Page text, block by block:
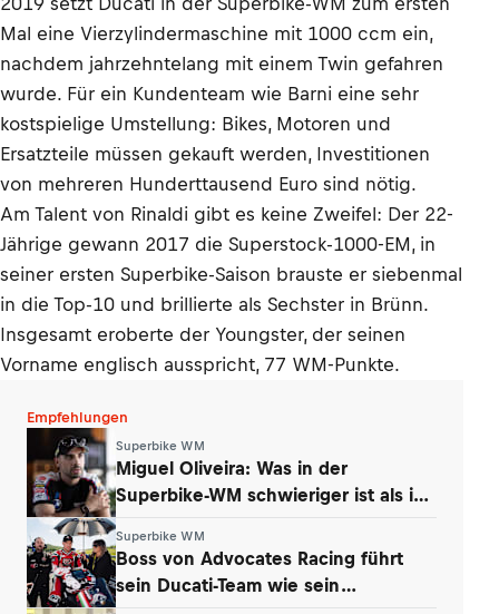
Mal eine Vierzylindermaschine mit 1000 ccm ein,
nachdem jahrzehntelang mit einem Twin gefahren
wurde. Für ein Kundenteam wie Barni eine sehr
kostspielige Umstellung: Bikes, Motoren und
Ersatzteile müssen gekauft werden, Investitionen
von mehreren Hunderttausend Euro sind nötig.
Am Talent von Rinaldi gibt es keine Zweifel: Der 22-
Jährige gewann 2017 die Superstock-1000-EM, in
seiner ersten Superbike-Saison brauste er siebenmal
in die Top-10 und brillierte als Sechster in Brünn.
Insgesamt eroberte der Youngster, der seinen
Vorname englisch ausspricht, 77 WM-Punkte.
Empfehlungen
Superbike WM
Miguel Oliveira: Was in der
Superbike-WM schwieriger ist als in
Superbike WM
Boss von Advocates Racing führt
sein Ducati-Team wie sein